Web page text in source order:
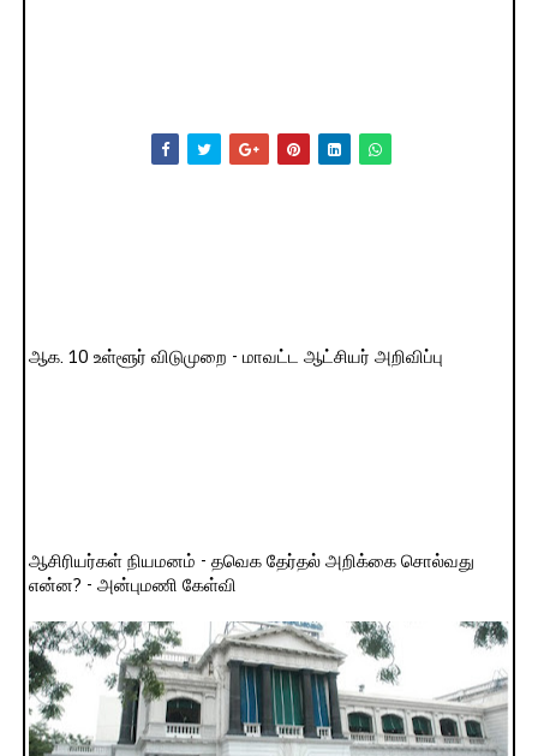
ஆக. 10 உள்ளூர் விடுமுறை - மாவட்ட ஆட்சியர் அறிவிப்பு
ஆசிரியர்கள் நியமனம் - தவெக தேர்தல் அறிக்கை சொல்வது
என்ன? - அன்புமணி கேள்வி